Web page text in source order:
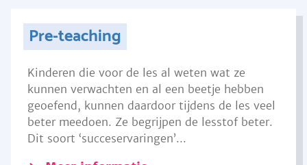
Pre-teaching
Kinderen die voor de les al weten wat ze
kunnen verwachten en al een beetje hebben
geoefend, kunnen daardoor tijdens de les veel
beter meedoen. Ze begrijpen de lesstof beter.
Dit soort ‘succeservaringen’...